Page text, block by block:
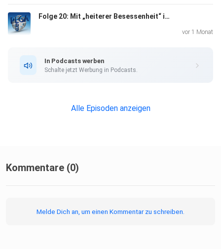
Folge 20: Mit „heiterer Besessenheit“ in die Zukunft
vor 1 Monat
In Podcasts werben
Schalte jetzt Werbung in Podcasts.
Alle Episoden anzeigen
Kommentare (0)
Melde Dich an, um einen Kommentar zu schreiben.